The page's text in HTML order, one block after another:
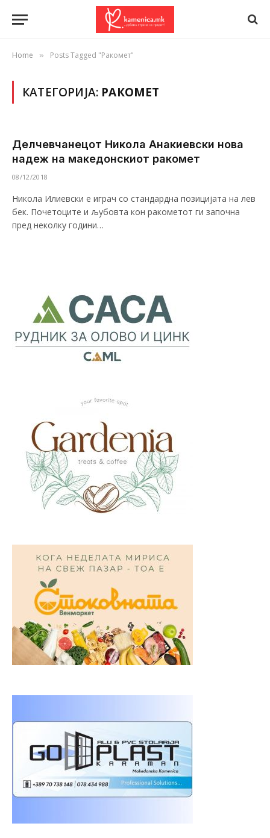
Home » Posts Tagged "Ракомет"
КАТЕГОРИЈА: РАКОМЕТ
Делчевчанецот Никола Анакиевски нова
надеж на македонскиот ракомет
08/12/2018
Никола Илиевски е играч со стандардна позицијата на лев
бек. Почетоците и љубовта кон ракометот ги започна
пред неколку години…